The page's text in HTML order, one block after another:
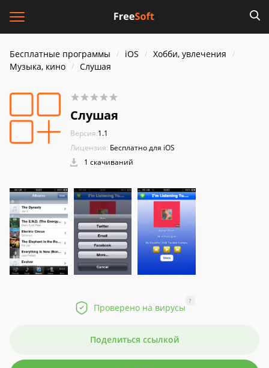
Бесплатные программы iOS
Хобби, увлечения
Музыка, кино
Слушая
Слушая
Версия:1.1
Лицензия: Бесплатно для iOS
1 скачиваний
Проверено на вирусы
?
Поделиться ссылкой